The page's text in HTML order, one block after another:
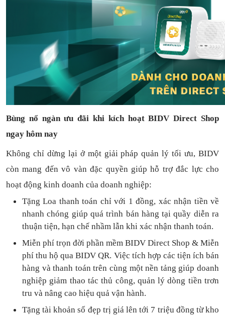
Bùng nổ ngàn ưu đãi khi kích hoạt BIDV Direct Shop
ngay hôm nay
Không chỉ dừng lại ở một giải pháp quản lý tối ưu, BIDV
còn mang đến vô vàn đặc quyền giúp hỗ trợ đắc lực cho
hoạt động kinh doanh của doanh nghiệp:
Tặng Loa thanh toán chỉ với 1đồng, xác nhận tiền về
nhanh chóng giúp quá trình bán hàng tại quầy diễn ra
thuận tiện, hạn chế nhầm lẫn khi xác nhận thanh toán.
Miễn phí trọn đời phần mềm BIDV Direct Shop & Miễn
phí thu hộ qua BIDV QR. Việc tích hợp các tiện ích bán
hàng và thanh toántrên cùng một nền tảng giúp doanh
nghiệp giảm thao tác thủ công, quản lý dòng tiền trơn
tru và nâng cao hiệu quả vận hành.
Tặngtài khoản số đẹp trị giá lên tới 7 triệu đồng từ kho